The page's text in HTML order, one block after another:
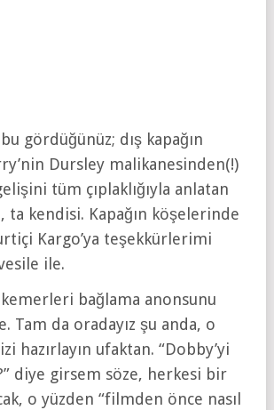
gördüğünüz; dış kapağın
Dursley malikanesinden(!)
tüm çıplaklığıyla anlatan
ta kendisi. Kapağın köşelerinde
Kargo’ya teşekkürlerimi
ile.
bağlama anonsunu
Tam da oradayız şu anda, o
hazırlayın ufaktan. “Dobby’yi
diye girsem söze, herkesi bir
o yüzden “filmden önce nasıl